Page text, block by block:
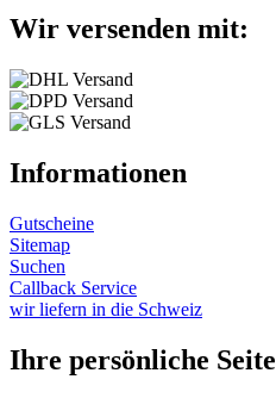
Wir versenden mit:
Informationen
Gutscheine
Sitemap
Suchen
Callback Service
wir liefern in die Schweiz
Ihre persönliche Seite